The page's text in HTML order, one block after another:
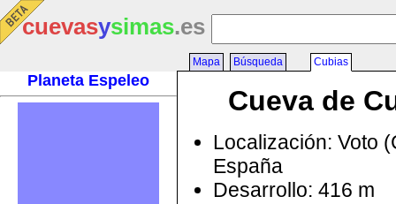
cuevasysimas.es
Planeta Espeleo
Mapa Búsqueda Cubias
Cueva de
Localización: Voto
España
Desarrollo: 416 m